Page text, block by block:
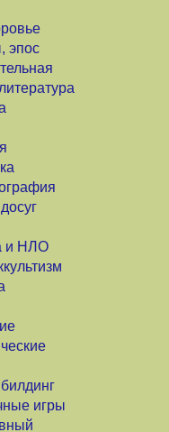
эпос
и НЛО
игры